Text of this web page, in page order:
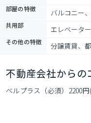
部屋の特徴 バルコニー
共用部 エレベータ
その他の特徴 分譲賃貸、
不動産会社からの
ベルプラス（必須）2200円